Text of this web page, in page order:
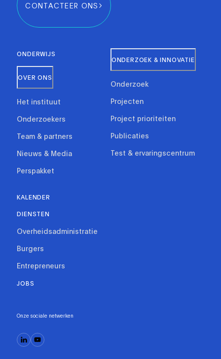
CONTACTEER ONS
ONDERWIJS
OVER ONS
Het instituut
Onderzoekers
Team & partners
Nieuws & Media
Perspakket
ONDERZOEK & INNOVATIE
Onderzoek
Projecten
Project prioriteiten
Publicaties
Test & ervaringscentrum
KALENDER
DIENSTEN
Overheidsadministratie
Burgers
Entrepreneurs
JOBS
Onze sociale netwerken